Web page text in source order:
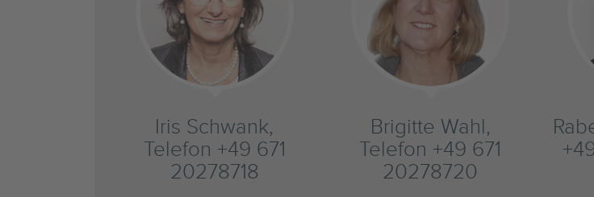
Iris Schwank,
Telefon +49 671
20278718
Brigitte Wahl,
Telefon +49 671
20278720